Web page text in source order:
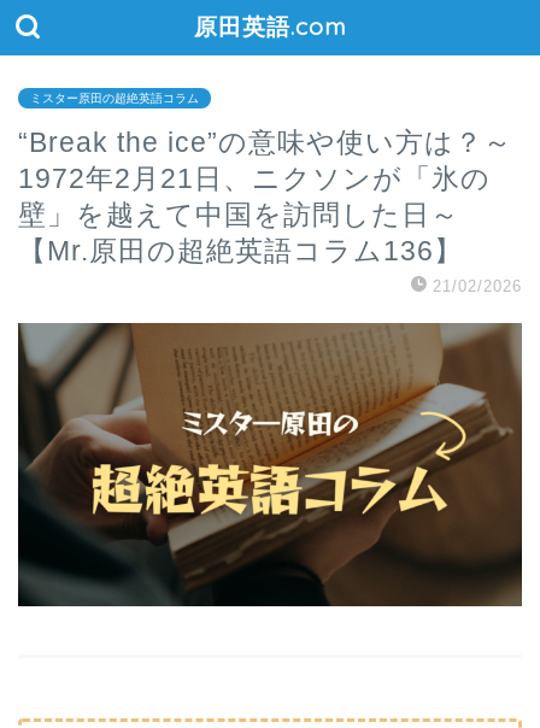
原田英語.com
ミスター原田の超絶英語コラム
“Break the ice”の意味や使い方は？～
1972年2月21日、ニクソンが「氷の
壁」を越えて中国を訪問した日～
【Mr.原田の超絶英語コラム136】
21/02/2026